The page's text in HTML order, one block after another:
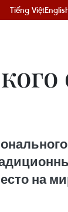
Tiếng Việt
на